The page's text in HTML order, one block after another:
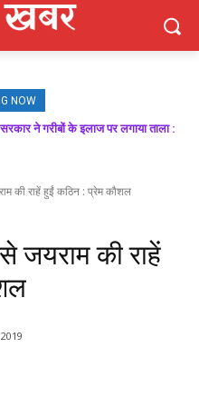
NOW
ने गरीबों के इलाज पर लगाया ताला :
की राहें हुईं कठिन : प्रेम कौशल
जयराम की राहें